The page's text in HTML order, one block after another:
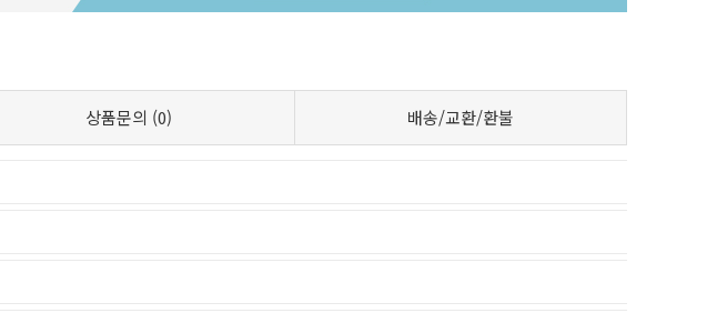
상품문의 (0) 배송/교환/환불